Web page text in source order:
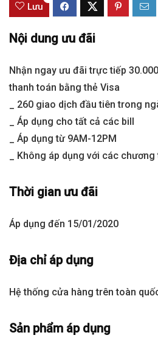
Lưu
Nội dung ưu đãi
Nhận ngay ưu đãi trực tiếp
thanh toán bằng thẻ Visa
_ 260 giao dịch đầu tiên trong
_ Áp dụng cho tất cả các bill
_ Áp dụng từ 9AM-12PM
_ Không áp dụng với các
Thời gian ưu đãi
Áp dụng đến 15/01/2020
Địa chỉ áp dụng
Hệ thống cửa hàng trên toàn
Sản phẩm áp dụng